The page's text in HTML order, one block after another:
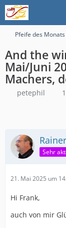
Pfeife des Monats
And the
Mai/Juni
Machers,
petephil
Rainer
Sehr
21. Mai 2025 um
Hi Frank,
auch von mir